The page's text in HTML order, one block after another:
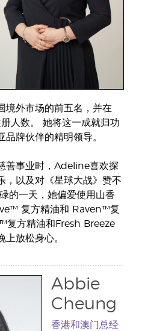
境外市场的前五名，并在
人数。 她将这一成就归功
牌伙伴的精明领导。
善事业时，Adeline喜欢探
，以及对《星球大战》赞不
的一天，她偏爱使用山香
复方精油和 Raven™复
复方精油和Fresh Breeze
上放松身心。
Abbie
Cheung
香港和澳门总经